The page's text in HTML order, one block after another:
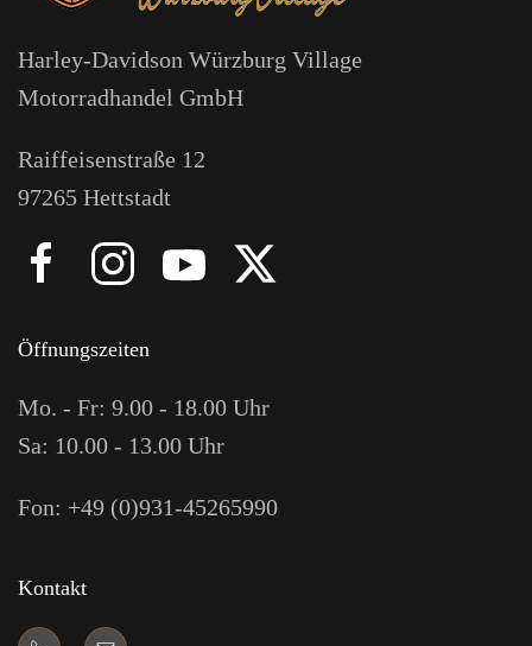
Harley-Davidson Würzburg Village
Motorradhandel GmbH
Raiffeisenstraße 12
97265 Hettstadt
Öffnungszeiten
Mo. - Fr: 9.00 - 18.00 Uhr
Sa: 10.00 - 13.00 Uhr
Fon: +49 (0)931-45265990
Kontakt